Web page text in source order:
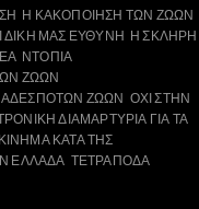
Η ΚΑΚΟΠΟΙΗΣΗ ΤΩΝ ΖΩΩΝ
ΔΙΚΗ ΜΑΣ ΕΥΘΥΝΗ Η ΣΚΛΗΡΗ
ΝΤΟΠΙΑ
ΖΩΩΝ
ΖΩΩΝ ΟΧΙ ΣΤΗΝ
ΔΙΑΜΑΡΤΥΡΙΑ ΓΙΑ ΤΑ
ΚΑΤΑ ΤΗΣ
ΕΛΛΑΔΑ ΤΕΤΡΑΠΟΔΑ